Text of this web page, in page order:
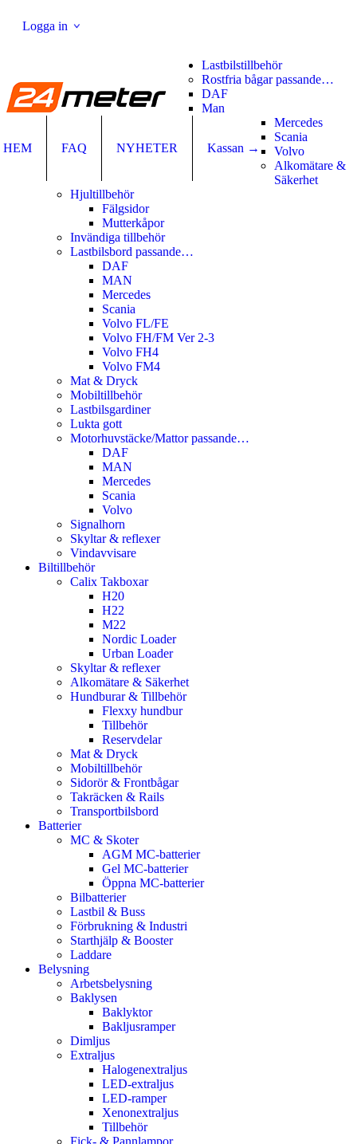
Logga in
Användarnamn eller e-postadress*
Ny kund?Registrera dig
HEM FAQ NYHETER Kassan →
Lastbilstillbehör
Rostfria bågar passande…
DAF
Man
Mercedes
Scania
Volvo
Alkomätare &
Säkerhet
Hjultillbehör
Fälgsidor
Mutterkåpor
Invändiga tillbehör
Lastbilsbord passande…
DAF
MAN
Mercedes
Scania
Volvo FL/FE
Volvo FH/FM Ver 2-3
Volvo FH4
Volvo FM4
Mat & Dryck
Mobiltillbehör
Lastbilsgardiner
Lukta gott
Motorhuvstäcke/Mattor passande…
DAF
MAN
Mercedes
Scania
Volvo
Signalhorn
Skyltar & reflexer
Vindavvisare
Biltillbehör
Calix Takboxar
H20
H22
M22
Nordic Loader
Urban Loader
Skyltar & reflexer
Alkomätare & Säkerhet
Hundburar & Tillbehör
Flexxy hundbur
Tillbehör
Reservdelar
Mat & Dryck
Mobiltillbehör
Sidorör & Frontbågar
Takräcken & Rails
Transportbilsbord
Batterier
MC & Skoter
AGM MC-batterier
Gel MC-batterier
Öppna MC-batterier
Bilbatterier
Lastbil & Buss
Förbrukning & Industri
Starthjälp & Booster
Laddare
Belysning
Arbetsbelysning
Baklysen
Baklyktor
Bakljusramper
Dimljus
Extraljus
Halogenextraljus
LED-extraljus
LED-ramper
Xenonextraljus
Tillbehör
Fick- & Pannlampor